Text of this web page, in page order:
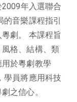
年入選聯合
音樂課程指引
劇。 本課程旨
格、結構、類
於粵劇教學
學員將應用科技
之信心。